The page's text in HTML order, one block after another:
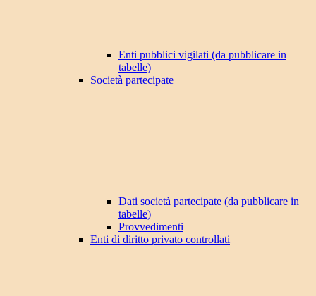
Enti pubblici vigilati (da pubblicare in
tabelle)
Società partecipate
Dati società partecipate (da pubblicare in
tabelle)
Provvedimenti
Enti di diritto privato controllati